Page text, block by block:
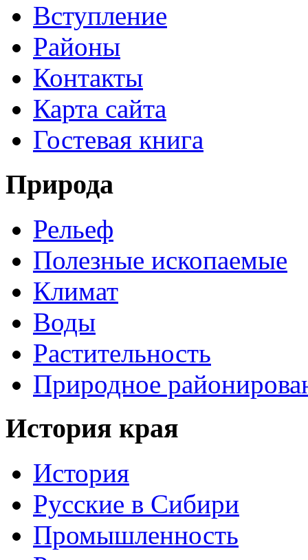
Вступление
Районы
Контакты
Карта сайта
Гостевая книга
Природа
Рельеф
Полезные ископаемые
Климат
Воды
Растительность
Природное
История края
История
Русские в Сибири
Промышленность